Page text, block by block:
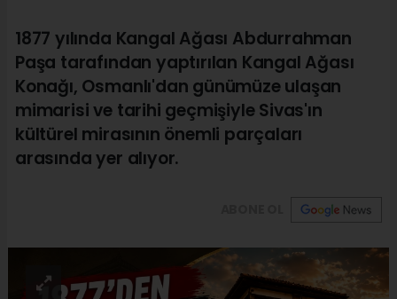
1877 yılında Kangal Ağası Abdurrahman
Paşa tarafından yaptırılan Kangal Ağası
Konağı, Osmanlı'dan günümüze ulaşan
mimarisi ve tarihi geçmişiyle Sivas'ın
kültürel mirasının önemli parçaları
arasında yer alıyor.